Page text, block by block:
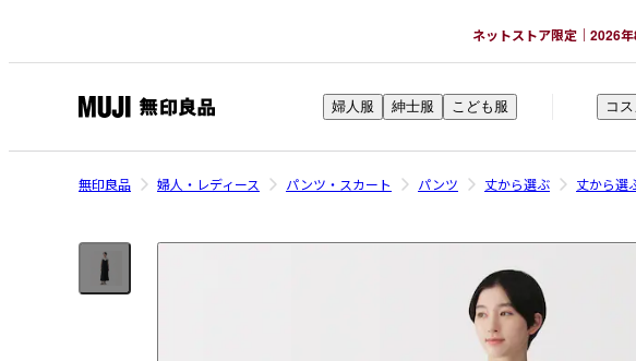
ネットストア限定｜2026
印
良
ネ
ト
婦人服 紳士服 こども服 コ
無印良品 婦人・レディース パンツ・スカート パンツ 丈から選ぶ 丈から選